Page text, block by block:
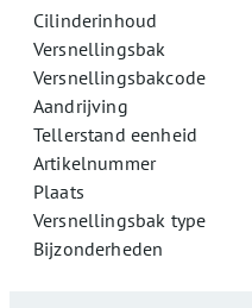
Cilinderinhoud
Versnellingsbak
Versnellingsbakcode
Aandrijving
Tellerstand eenheid
Artikelnummer
Plaats
Versnellingsbak type
Bijzonderheden